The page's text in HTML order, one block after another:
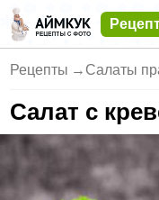
Рецепты → Салаты
Салат с